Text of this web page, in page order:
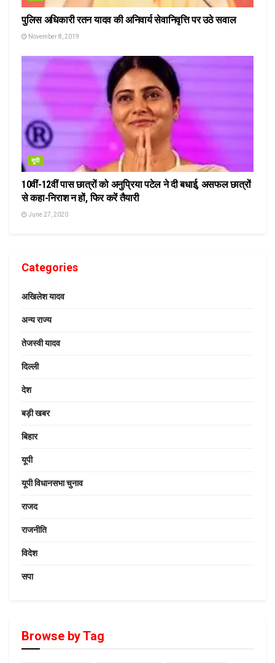
पुलिस अधिकारी रतन यादव की अनिवार्य सेवानिवृत्ति पर उठे सवाल
November 8, 2019
यूपी
10वीं-12वीं पास छात्रों को अनुप्रिया पटेल ने दी बधाई, असफल छात्रों
से कहा-निराश न हों, फिर करें तैयारी
June 27, 2020
Categories
अखिलेश यादव
अन्य राज्य
तेजस्वी यादव
दिल्ली
देश
बड़ी खबर
बिहार
यूपी
यूपी विधानसभा चुनाव
राजद
राजनीति
विदेश
सपा
Browse by Tag